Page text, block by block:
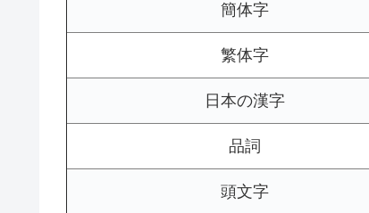
簡体字
繁体字
日本の漢字
品詞
頭文字